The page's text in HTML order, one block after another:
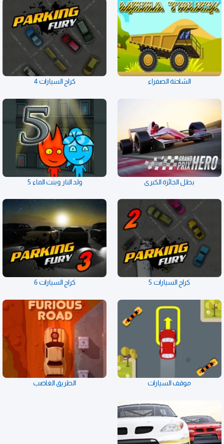
الشاحنة الصفراء كراج السيارات 4
بطل الجائزة الكبرى ولد النار وبنت الماء 5
كراج السيارات 5 كراج السيارات 6
موقف السيارات الطريق الغاضب